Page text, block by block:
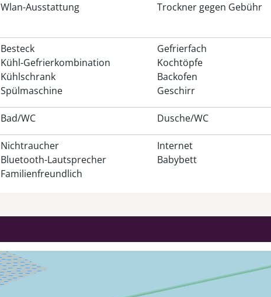
Wlan-Ausstattung
Trockner gegen Gebühr
Besteck
Gefrierfach
Kühl-Gefrierkombination
Kochtöpfe
Kühlschrank
Backofen
Spülmaschine Geschirr
Bad/WC Dusche/WC
Nichtraucher
Internet
Bluetooth-Lautsprecher
Babybett
Familienfreundlich